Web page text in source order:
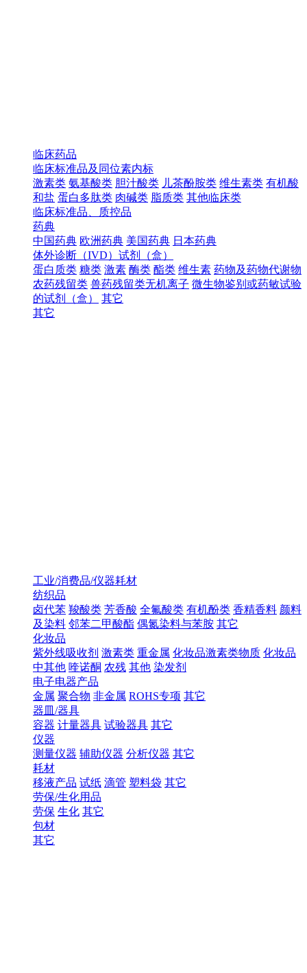
临床药品
临床标准品及同位素内标
激素类 氨基酸类 胆汁酸类 儿茶酚胺类 维生素类 有机酸
和盐 蛋白多肽类 肉碱类 脂质类 其他临床类
临床标准品、质控品
药典
中国药典 欧洲药典 美国药典 日本药典
体外诊断（IVD）试剂（盒）
蛋白质类 糖类 激素 酶类 酯类 维生素 药物及药物代谢物
农药残留类 兽药残留类无机离子 微生物鉴别或药敏试验
的试剂（盒）
其它
其它
工业/消费品/仪器耗材
纺织品
卤代苯 羧酸类 芳香酸 全氟酸类 有机酚类 香精香料 颜料
及染料 邻苯二甲酸酯 偶氮染料与苯胺 其它
化妆品
紫外线吸收剂 激素类 重金属 化妆品激素类物质 化妆品
中其他 喹诺酮 农残 其他 染发剂
电子电器产品
金属 聚合物 非金属 ROHS专项 其它
器皿/器具
容器 计量器具 试验器具 其它
仪器
测量仪器 辅助仪器 分析仪器 其它
耗材
移液产品 试纸 滴管 塑料袋 其它
劳保/生化用品
劳保 生化 其它
包材
其它